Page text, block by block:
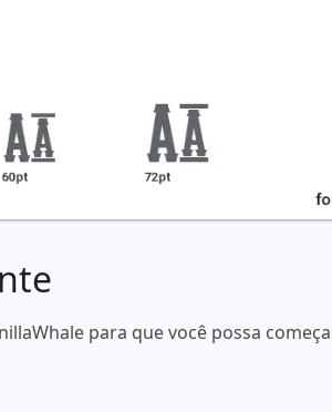
para que você possa